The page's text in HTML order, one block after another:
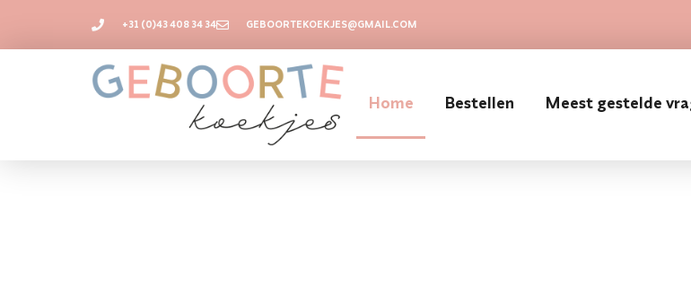
+31 (0)43 408 34 34 GEBOORTEKOEKJES@GMAIL.COM
Home Bestellen Meest gestelde